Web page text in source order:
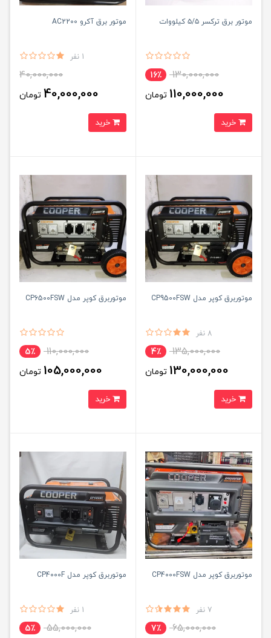
موتور برق ترکسر ۵/۵ کیلووات
130,000,000 16٪
110,000,000 تومان
موتور برق آکرو AC2200
1 نفر
40,000,000
40,000,000 تومان
موتوربرق کوپر مدل CP9500FSW
8 نفر
135,000,000 4٪
130,000,000 تومان
موتوربرق کوپر مدل CP6500FSW
110,000,000 5٪
105,000,000 تومان
موتوربرق کوپر مدل CP4000FSW
7 نفر
65,000,000 7٪
موتوربرق کوپر مدل CP4000F
1 نفر
55,000,000 5٪